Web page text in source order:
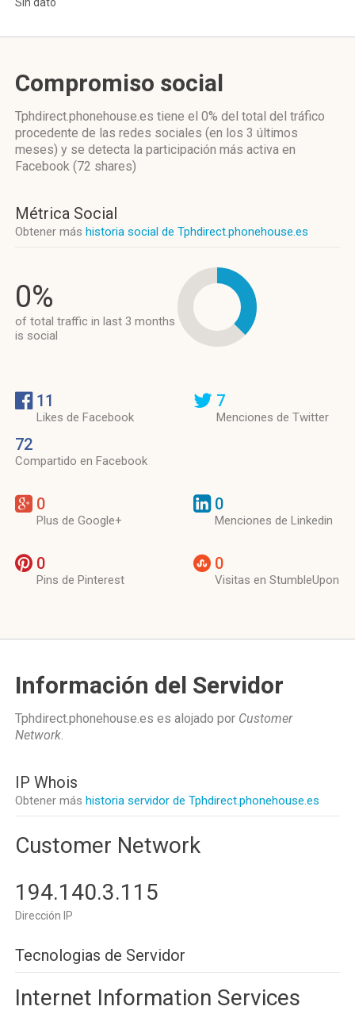
Compromiso social
Tphdirect.phonehouse.es tiene el 0% del total del tráfico
procedente de las redes sociales (en los 3 últimos
meses) y se detecta la participación más activa en
Facebook (72 shares)
Métrica Social
Obtener más historia social de Tphdirect.phonehouse.es
0%
of total traffic in last 3 months
is social
11
Likes de Facebook
72
Compartido en Facebook
7
Menciones de Twitter
0
Plus de Google+
0
Menciones de Linkedin
0
Pins de Pinterest
0
Visitas en StumbleUpon
Información del Servidor
Tphdirect.phonehouse.es es alojado por Customer
Network.
IP Whois
Obtener más historia servidor de Tphdirect.phonehouse.es
Customer Network
194.140.3.115
Dirección IP
Tecnologias de Servidor
Internet Information Services